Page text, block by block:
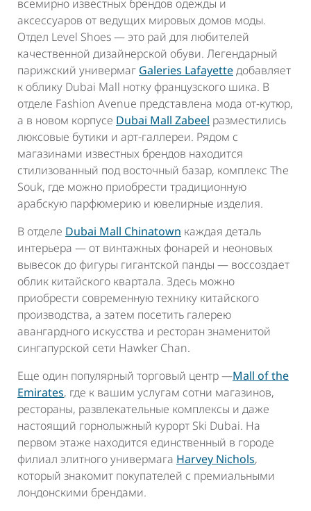
всемирно известных брендов одежды и
аксессуаров от ведущих мировых домов моды.
Отдел Level Shoes — это рай для любителей
качественной дизайнерской обуви. Легендарный
парижский универмаг Galeries Lafayetteдобавляет
к облику Dubai Mall нотку французского шика. В
отделе Fashion Avenue представлена мода от-кутюр,
а в новом корпусе Dubai Mall Zabeel разместились
люксовые бутики и арт-галлереи. Рядом с
магазинами известных брендов находится
стилизованный под восточный базар, комплекс The
Souk, где можно приобрести традиционную
арабскую парфюмерию и ювелирные изделия.
В отделе Dubai Mall Chinatown каждая деталь
интерьера — от винтажных фонарей и неоновых
вывесок до фигуры гигантской панды — воссоздает
облик китайского квартала. Здесь можно
приобрести современную технику китайского
производства, а затем посетить галерею
авангардного искусства и ресторан знаменитой
сингапурской сети Hawker Chan.
Еще один популярный торговый центр —Mall of the
Emirates, где к вашим услугам сотни магазинов,
рестораны, развлекательные комплексы и даже
настоящий горнолыжный курорт Ski Dubai. На
первом этаже находится единственный в городе
филиал элитного универмага Harvey Nichols,
который знакомит покупателей с премиальными
лондонскими брендами.